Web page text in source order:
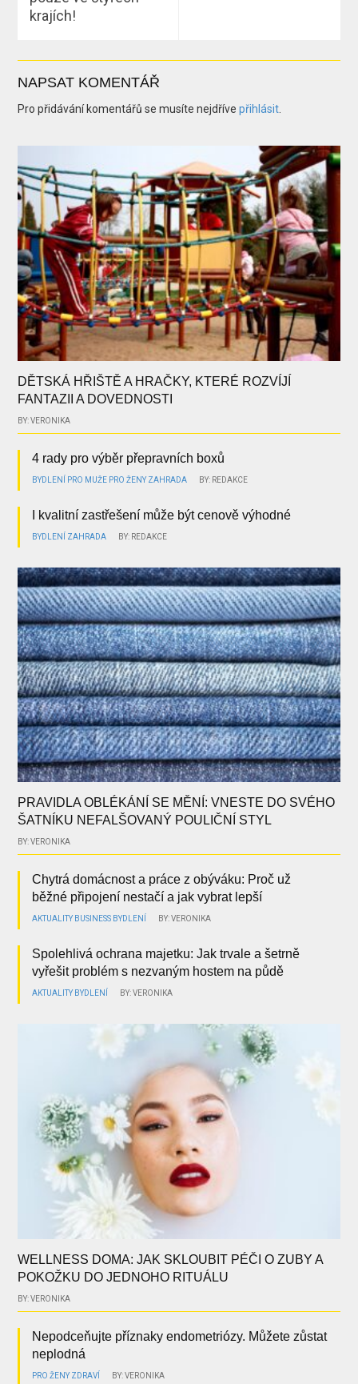
krajích!
NAPSAT KOMENTÁŘ
Pro přidávání komentářů se musíte nejdřívepřihlásit
DĚTSKÁ HŘIŠTĚ A HRAČKY, KTERÉ ROZVÍJÍ
FANTAZII A DOVEDNOSTI
BY: VERONIKA
4 rady pro výběr přepravních boxů
BYDLENÍ PRO MUŽE PRO ŽENY ZAHRADA BY: REDAKCE
I kvalitní zastřešení může být cenově výhodné
BYDLENÍ ZAHRADA BY: REDAKCE
PRAVIDLA OBLÉKÁNÍ SE MĚNÍ: VNESTE DO SVÉHO
ŠATNÍKU NEFALŠOVANÝ POULIČNÍ STYL
BY: VERONIKA
Chytrá domácnost a práce z obýváku: Proč už
běžné připojení nestačí a jak vybrat lepší
AKTUALITY BUSINESS BYDLENÍ BY: VERONIKA
Spolehlivá ochrana majetku: Jak trvale a šetrně
vyřešit problém s nezvaným hostem na půdě
AKTUALITY BYDLENÍ BY: VERONIKA
WELLNESS DOMA: JAK SKLOUBIT PÉČI O ZUBY A
POKOŽKU DO JEDNOHO RITUÁLU
BY: VERONIKA
Nepodceňujte příznaky endometriózy. Můžete zůstat
neplodná
PRO ŽENY ZDRAVÍ BY: VERONIKA